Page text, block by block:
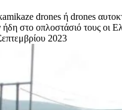
drones ή drones
ήδη στο οπλοστάσιό τους οι
2023